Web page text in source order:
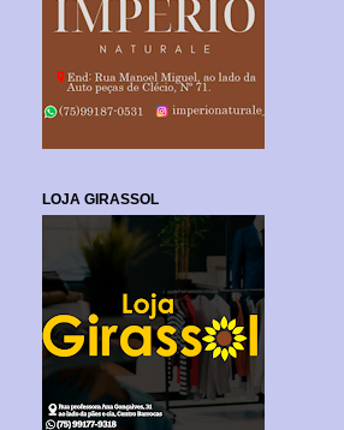
LOJA GIRASSOL